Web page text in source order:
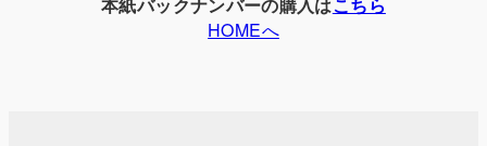
本紙バックナンバーの購入はこちら
HOMEへ